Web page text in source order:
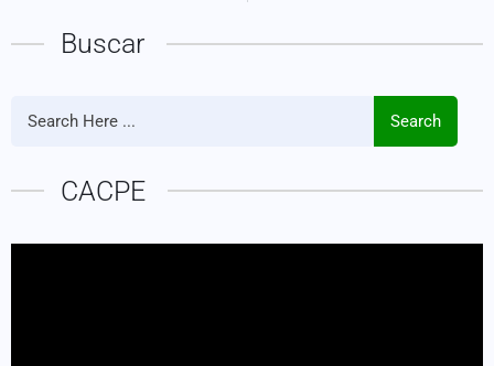
Buscar
Search
CACPE